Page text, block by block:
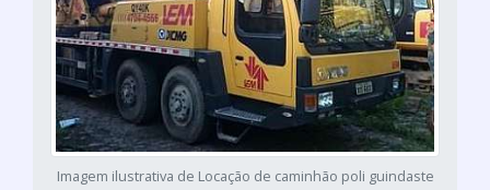
Imagem ilustrativa de Locação de caminhão poli guindaste